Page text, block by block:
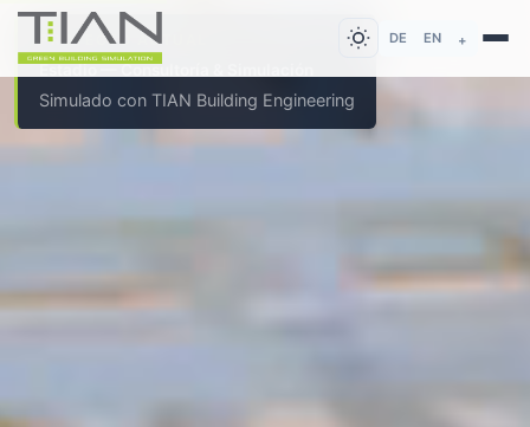
DE EN +
PROYECTO ACTUAL
Estadio — Consultoría & Simulación
Simulado con TIAN Building Engineering